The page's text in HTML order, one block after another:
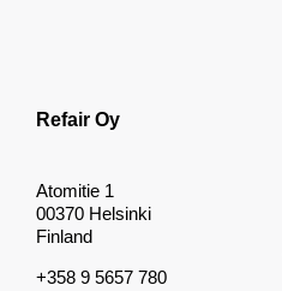
Refair Oy
Atomitie 1
00370 Helsinki
Finland
+358 9 5657 780